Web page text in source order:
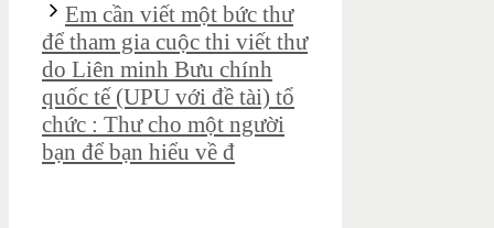
Em cần viết một bức thư
để tham gia cuộc thi viết thư
do Liên minh Bưu chính
quốc tế (UPU với đề tài) tổ
chức : Thư cho một người
bạn để bạn hiểu về đ